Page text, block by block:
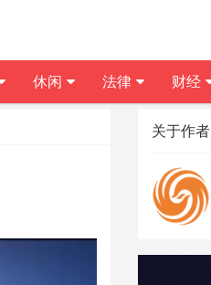
关于作者
休闲 法律 财经